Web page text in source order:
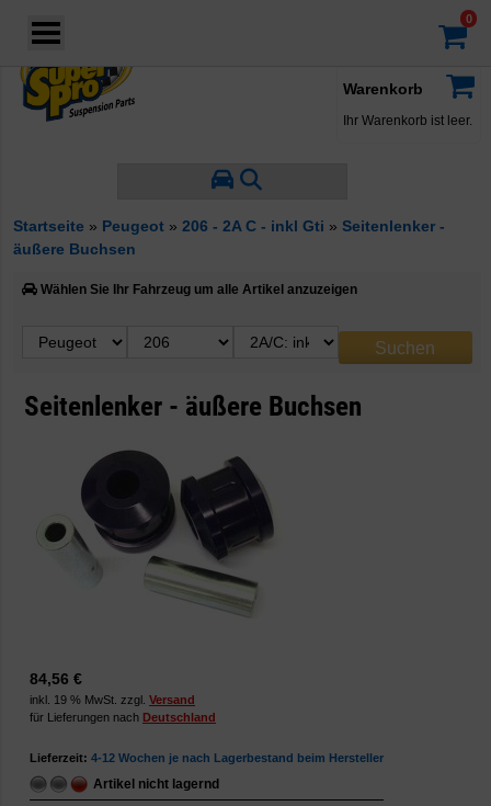
Warenkorb
Ihr Warenkorb ist leer.
Startseite » Peugeot » 206 - 2A C - inkl Gti » Seitenlenker -
äußere Buchsen
Wählen Sie Ihr Fahrzeug um alle Artikel anzuzeigen
Seitenlenker - äußere Buchsen
84,56 €
inkl. 19 % MwSt. zzgl. Versand
für Lieferungen nach Deutschland
Lieferzeit: 4-12 Wochen je nach Lagerbestand beim Hersteller
Artikel nicht lagernd